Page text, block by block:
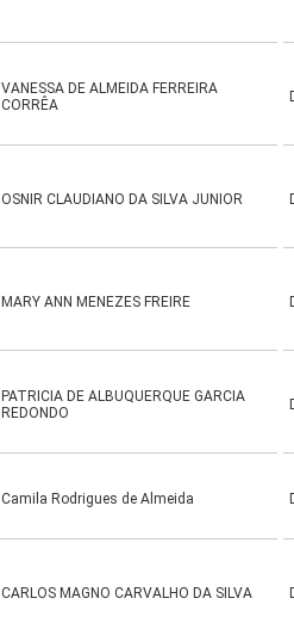
VANESSA DE ALMEIDA FERREIRA
CORRÊA
OSNIR CLAUDIANO DA SILVA JUNIOR
MARY ANN MENEZES FREIRE
PATRICIA DE ALBUQUERQUE GARCIA
REDONDO
Camila Rodrigues de Almeida
CARLOS MAGNO CARVALHO DA SILVA